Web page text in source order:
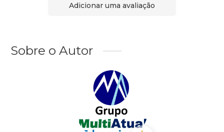
Adicionar uma avaliação
Sobre o Autor